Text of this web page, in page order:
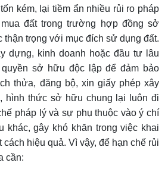
kém, lại tiềm ẩn nhiều rủi ro pháp
đất trong trường hợp đồng sở
thận trọng với mục đích sử dụng đất.
dựng, kinh doanh hoặc đầu tư lâu
sở hữu độc lập để đảm bảo
thửa, đăng bộ, xin giấy phép xây
hình thức sở hữu chung lại luôn đi
pháp lý và sự phụ thuộc vào ý chí
khác, gây khó khăn trong việc khai
cách hiệu quả. Vì vậy, để hạn chế rủi
cần: